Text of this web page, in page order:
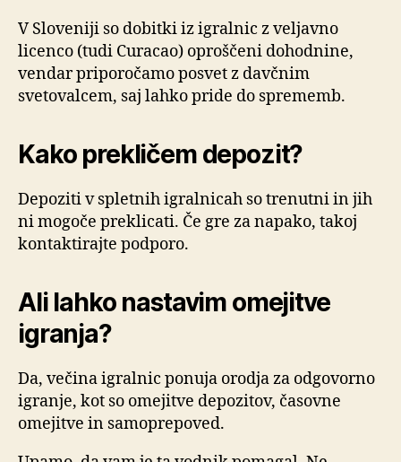
V Sloveniji so dobitki iz igralnic z veljavno
licenco (tudi Curacao) oproščeni dohodnine,
vendar priporočamo posvet z davčnim
svetovalcem, saj lahko pride do sprememb.
Kako prekličem depozit?
Depoziti v spletnih igralnicah so trenutni in jih
ni mogoče preklicati. Če gre za napako, takoj
kontaktirajte podporo.
Ali lahko nastavim omejitve
igranja?
Da, večina igralnic ponuja orodja za odgovorno
igranje, kot so omejitve depozitov, časovne
omejitve in samoprepoved.